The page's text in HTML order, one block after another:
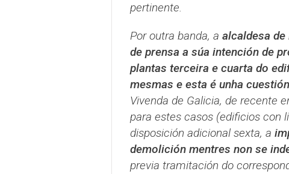
pertinente.
Por outra banda, a alcaldesa
de prensa a súa intención de
plantas terceira e cuarta do
mesmas e esta é unha
Vivenda de Galicia, de recente
para estes casos (edificios con
disposición adicional sexta, a
demolición mentres non se
previa tramitación do